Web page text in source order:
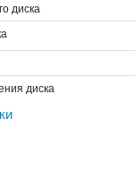
диска
диска